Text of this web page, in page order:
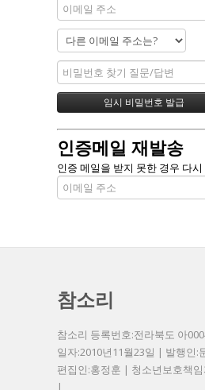
인증메일 재발송
인증 메일을 받지 못한 경우 다
참소리
참소리 등록번호:전라북도 아
일자:2010년11월23일 | 발행인:
편집인:홍정훈 | 청소년보호책임
|